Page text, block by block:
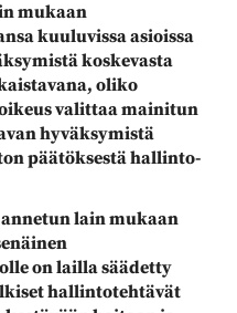
mukaan
kuuluvissa asioissa
koskevasta
oliko
valittaa mainitun
hyväksymistä
päätöksestä hallinto-
lain mukaan
on lailla säädetty
hallintotehtävät